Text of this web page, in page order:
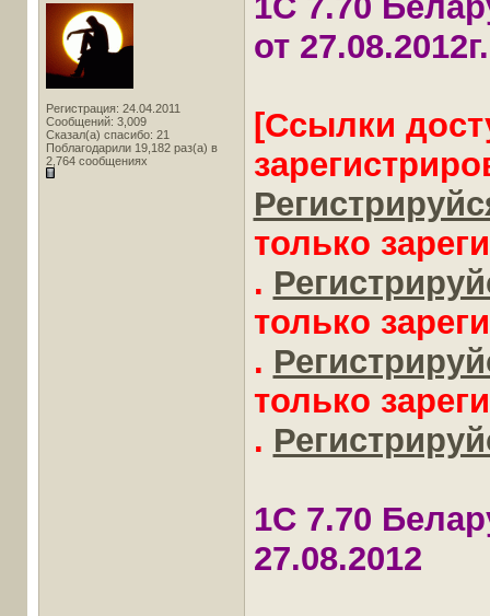
Регистрация: 24.04.2011
Сообщений: 3,009
Сказал(а) спасибо: 21
Поблагодарили 19,182 раз(а) в
2,764 сообщениях
от 27.08.2012г.
[Ссылки
только
.
только
.
только
.
1С 7.70
27.08.2012